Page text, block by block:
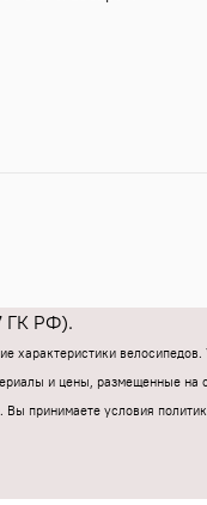
ГК РФ).
характеристики
и цены, размещенные
Вы принимаете условия